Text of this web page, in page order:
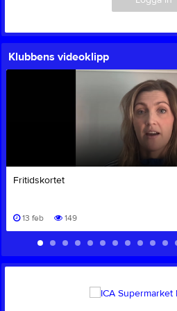
Klubbens videoklipp
Fritidskortet
13 feb 149